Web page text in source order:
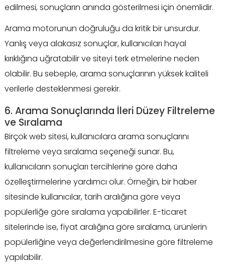
edilmesi, sonuçların anında gösterilmesi için önemlidir.
Arama motorunun doğruluğu da kritik bir unsurdur.
Yanlış veya alakasız sonuçlar, kullanıcıları hayal
kırıklığına uğratabilir ve siteyi terk etmelerine neden
olabilir. Bu sebeple, arama sonuçlarının yüksek kaliteli
verilerle desteklenmesi gerekir.
6. Arama Sonuçlarında İleri Düzey Filtreleme
ve Sıralama
Birçok web sitesi, kullanıcılara arama sonuçlarını
filtreleme veya sıralama seçeneği sunar. Bu,
kullanıcıların sonuçları tercihlerine göre daha
özelleştirmelerine yardımcı olur. Örneğin, bir haber
sitesinde kullanıcılar, tarih aralığına göre veya
popülerliğe göre sıralama yapabilirler. E-ticaret
sitelerinde ise, fiyat aralığına göre sıralama, ürünlerin
popülerliğine veya değerlendirilmesine göre filtreleme
yapılabilir.